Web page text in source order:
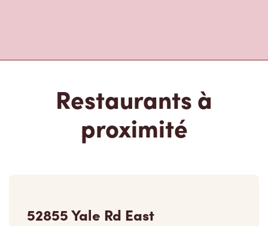
Restaurants à
proximité
52855 Yale Rd East